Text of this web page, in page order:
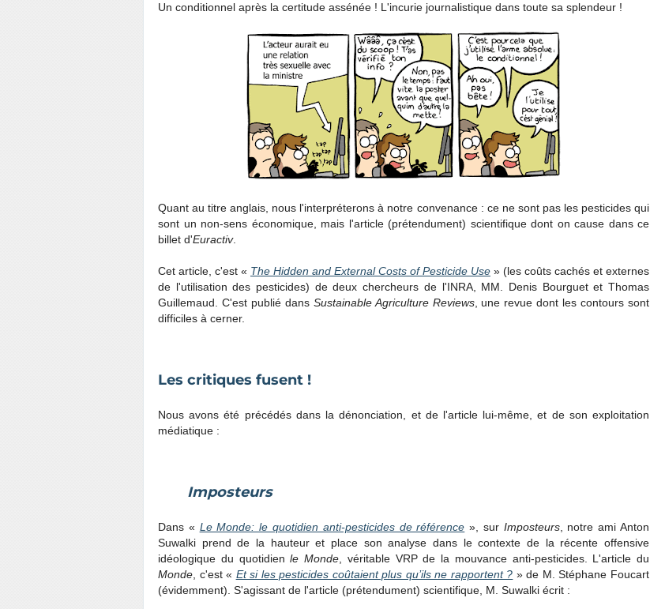
Un conditionnel après la certitude assénée ! L'incurie journalistique dans toute sa splendeur !
Quant au titre anglais, nous l'interpréterons à notre convenance : ce ne sont pas les pesticides qui
sont un non-sens économique, mais l'article (prétendument) scientifique dont on cause dans ce
billet d'Euractiv.
Cet article, c'est « The Hidden and External Costs of Pesticide Use » (les coûts cachés et externes
de l'utilisation des pesticides) de deux chercheurs de l'INRA, MM. Denis Bourguet et Thomas
Guillemaud. C'est publié dans Sustainable Agriculture Reviews, une revue dont les contours sont
difficiles à cerner.
Les critiques fusent !
Nous avons été précédés dans la dénonciation, et de l'article lui-même, et de son exploitation
médiatique :
Imposteurs
Dans « Le Monde: le quotidien anti-pesticides de référence », sur Imposteurs, notre ami Anton
Suwalki prend de la hauteur et place son analyse dans le contexte de la récente offensive
idéologique du quotidienle Monde , véritable VRP de la mouvance anti-pesticides. L'article du
Monde , c'est « Et si les pesticides coûtaient plus qu’ils ne rapportent ? » de M. Stéphane Foucart
(évidemment). S'agissant de l'article (prétendument) scientifique, M. Suwalki écrit :